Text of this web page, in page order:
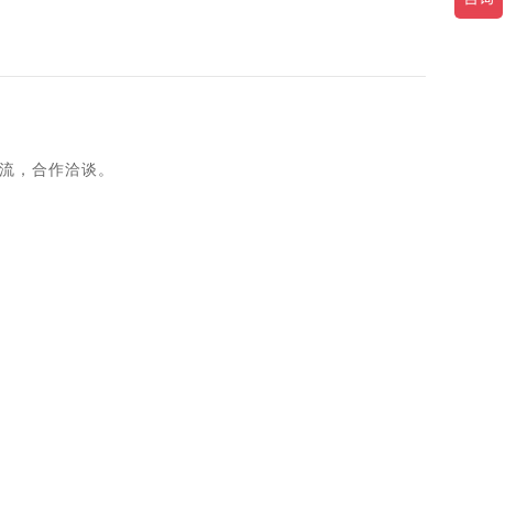
，合作洽谈。